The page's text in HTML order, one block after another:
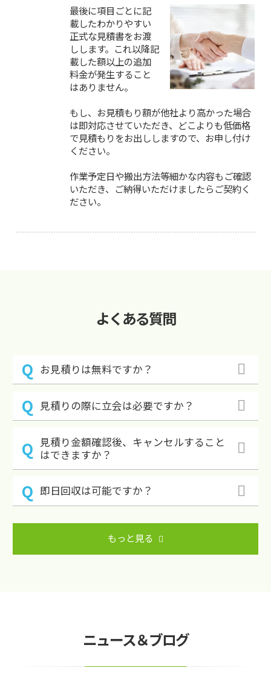
最後に項目ごとに記
載したわかりやすい
正式な見積書をお渡
しします。これ以降記
載した額以上の追加
料金が発生すること
はありません。
もし、お見積もり額が他社より高かった場合
は即対応させていただき、どこよりも低価格
で見積もりをお出ししますので、お申し付け
ください。
作業予定日や搬出方法等細かな内容もご確認
いただき、ご納得いただけましたらご契約く
ださい。
よくある質問
お見積りは無料ですか？
見積りの際に立会は必要ですか？
見積り金額確認後、キャンセルすること
はできますか？
即日回収は可能ですか？
もっと見る
ニュース＆ブログ